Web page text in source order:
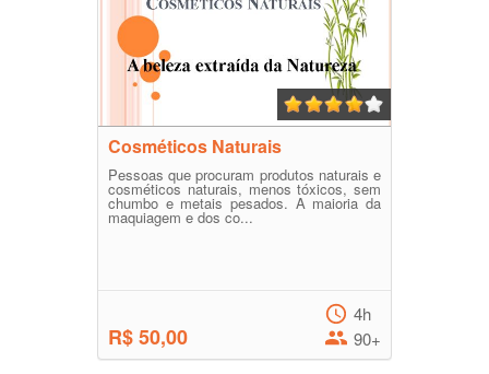
Cosméticos Naturais
Pessoas que procuram produtos naturais e
cosméticos naturais, menos tóxicos, sem
chumbo e metais pesados. A maioria da
maquiagem e dos co...
R$ 50,00
4h
90+